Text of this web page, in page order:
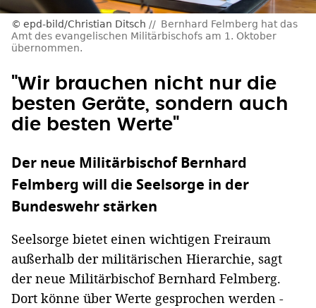
epd-bild/Christian Ditsch
Bernhard Felmberg hat das
Amt des evangelischen Militärbischofs am 1. Oktober
übernommen.
"Wir brauchen nicht nur die
besten Geräte, sondern auch
die besten Werte"
Der neue Militärbischof Bernhard
Felmberg will die Seelsorge in der
Bundeswehr stärken
Seelsorge bietet einen wichtigen Freiraum
außerhalb der militärischen Hierarchie, sagt
der neue Militärbischof Bernhard Felmberg.
Dort könne über Werte gesprochen werden -